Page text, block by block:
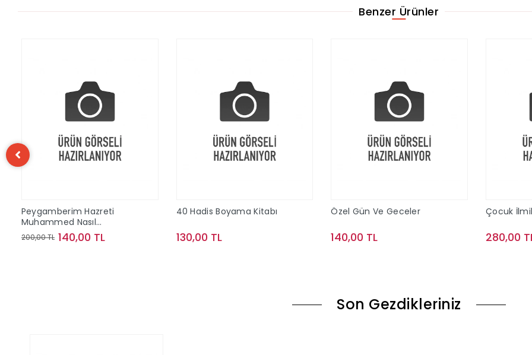
Benzer Ürünler
Peygamberim Hazreti
Muhammed Nasıl
Biriydi?;Eren'in Akıllıca
Soruları
200,00 TL 140,00 TL
40 Hadis Boyama Kitabı
130,00 TL
Özel Gün Ve Geceler
140,00 TL
Çocuk
280,00
Son Gezdikleriniz